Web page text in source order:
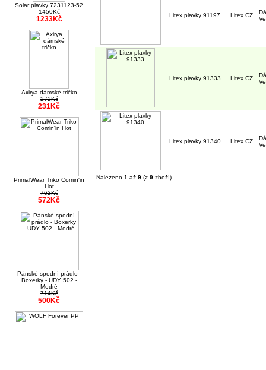
Solar plavky 7231123-52
1450Kč
1233Kč
Axirya dámské tričko
272Kč
231Kč
PrimalWear Triko Comin'in
Hot
762Kč
572Kč
Pánské spodní prádlo -
Boxerky - UDY 502 -
Modré
714Kč
500Kč
Litex plavky 91197 Litex CZ
Litex plavky 91333 Litex CZ
Litex plavky 91340 Litex CZ
Nalezeno 1 až 9 (z 9 zboží)